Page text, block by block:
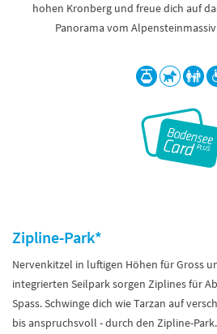
hohen Kronberg und freue dich auf
Panorama vom
Zipline-Park*
Nervenkitzel in luftigen Höhen für Gross
integrierten Seilpark sorgen Ziplines für
Spass. Schwinge dich wie Tarzan auf
bis anspruchsvoll - durch den Zipline-